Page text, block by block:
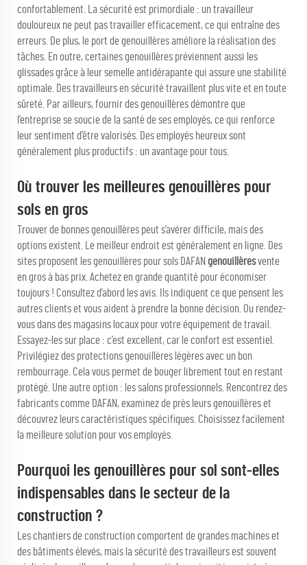
confortablement. La sécurité est primordiale : un travailleur
douloureux ne peut pas travailler efficacement, ce qui entraîne des
erreurs. De plus, le port de genouillères améliore la réalisation des
tâches. En outre, certaines genouillères préviennent aussi les
glissades grâce à leur semelle antidérapante qui assure une stabilité
optimale. Des travailleurs en sécurité travaillent plus vite et en toute
sûreté. Par ailleurs, fournir des genouillères démontre que
l’entreprise se soucie de la santé de ses employés, ce qui renforce
leur sentiment d’être valorisés. Des employés heureux sont
généralement plus productifs : un avantage pour tous.
Où trouver les meilleures genouillères pour
sols en gros
Trouver de bonnes genouillères peut s’avérer difficile, mais des
options existent. Le meilleur endroit est généralement en ligne. Des
sites proposent les genouillères pour sols DAFAN genouillèresvente
en gros à bas prix. Achetez en grande quantité pour économiser
toujours ! Consultez d’abord les avis. Ils indiquent ce que pensent les
autres clients et vous aident à prendre la bonne décision. Ou rendez-
vous dans des magasins locaux pour votre équipement de travail.
Essayez-les sur place : c’est excellent, car le confort est essentiel.
Privilégiez des protections genouillères légères avec un bon
rembourrage. Cela vous permet de bouger librement tout en restant
protégé. Une autre option : les salons professionnels. Rencontrez des
fabricants comme DAFAN, examinez de près leurs genouillères et
découvrez leurs caractéristiques spécifiques. Choisissez facilement
la meilleure solution pour vos employés.
Pourquoi les genouillères pour sol sont-elles
indispensables dans le secteur de la
construction ?
Les chantiers de construction comportent de grandes machines et
des bâtiments élevés, mais la sécurité des travailleurs est souvent